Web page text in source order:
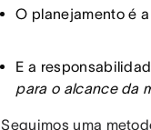
O planejamento é
E a
para o alcance da
Seguimos uma